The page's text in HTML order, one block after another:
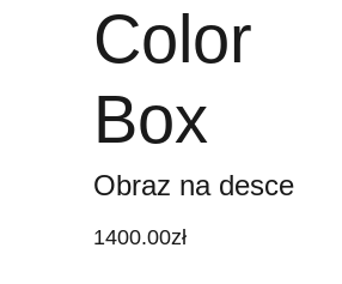
Color
Box
Obraz na desce
1400.00zł